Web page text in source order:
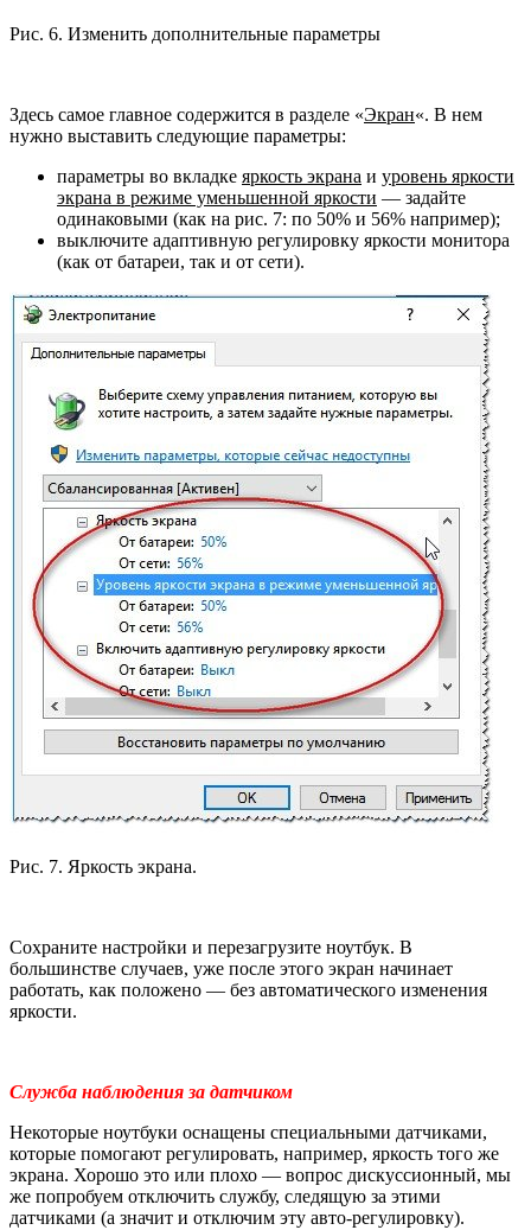
Рис. 6. Изменить дополнительные параметры
Здесь самое главное содержится в разделе «Экран«. В нем
нужно выставить следующие параметры:
параметры во вкладке яркость экрана и уровень яркости
экрана в режиме уменьшенной яркости — задайте
одинаковыми (как на рис. 7: по 50% и 56% например);
выключите адаптивную регулировку яркости монитора
(как от батареи, так и от сети).
Рис. 7. Яркость экрана.
Сохраните настройки и перезагрузите ноутбук. В
большинстве случаев, уже после этого экран начинает
работать, как положено — без автоматического изменения
яркости.
Служба наблюдения за датчиком
Некоторые ноутбуки оснащены специальными датчиками,
которые помогают регулировать, например, яркость того же
экрана. Хорошо это или плохо — вопрос дискуссионный, мы
же попробуем отключить службу, следящую за этими
датчиками (а значит и отключим эту авто-регулировку).